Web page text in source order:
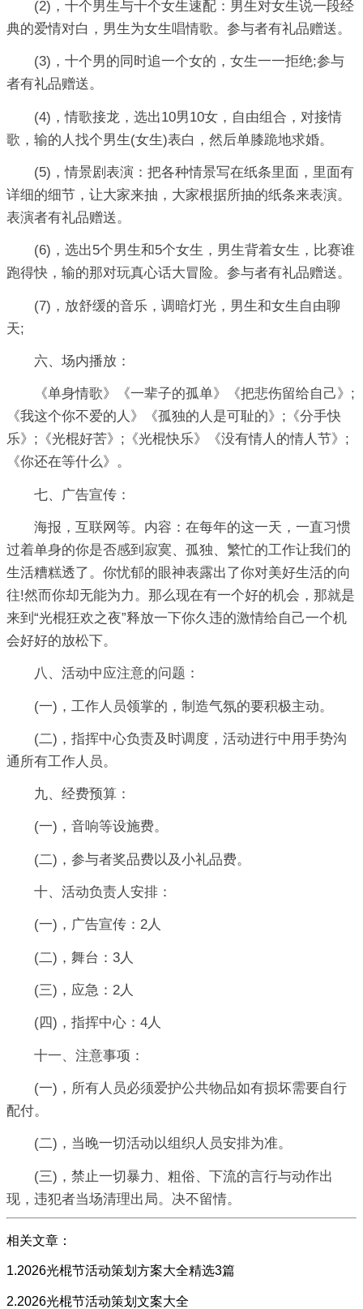
(2)，十个男生与十个女生速配：男生对女生说一段经
典的爱情对白，男生为女生唱情歌。参与者有礼品赠送。
(3)，十个男的同时追一个女的，女生一一拒绝;参与
者有礼品赠送。
(4)，情歌接龙，选出10男10女，自由组合，对接情
歌，输的人找个男生(女生)表白，然后单膝跪地求婚。
(5)，情景剧表演：把各种情景写在纸条里面，里面有
详细的细节，让大家来抽，大家根据所抽的纸条来表演。
表演者有礼品赠送。
(6)，选出5个男生和5个女生，男生背着女生，比赛谁
跑得快，输的那对玩真心话大冒险。参与者有礼品赠送。
(7)，放舒缓的音乐，调暗灯光，男生和女生自由聊
天;
六、场内播放：
《单身情歌》《一辈子的孤单》《把悲伤留给自己》;
《我这个你不爱的人》《孤独的人是可耻的》;《分手快
乐》;《光棍好苦》;《光棍快乐》《没有情人的情人节》;
《你还在等什么》。
七、广告宣传：
海报，互联网等。内容：在每年的这一天，一直习惯
过着单身的你是否感到寂寞、孤独、繁忙的工作让我们的
生活糟糕透了。你忧郁的眼神表露出了你对美好生活的向
往!然而你却无能为力。那么现在有一个好的机会，那就是
来到“光棍狂欢之夜”释放一下你久违的激情给自己一个机
会好好的放松下。
八、活动中应注意的问题：
(一)，工作人员领掌的，制造气氛的要积极主动。
(二)，指挥中心负责及时调度，活动进行中用手势沟
通所有工作人员。
九、经费预算：
(一)，音响等设施费。
(二)，参与者奖品费以及小礼品费。
十、活动负责人安排：
(一)，广告宣传：2人
(二)，舞台：3人
(三)，应急：2人
(四)，指挥中心：4人
十一、注意事项：
(一)，所有人员必须爱护公共物品如有损坏需要自行
配付。
(二)，当晚一切活动以组织人员安排为准。
(三)，禁止一切暴力、粗俗、下流的言行与动作出
现，违犯者当场清理出局。决不留情。
相关文章：
1.2026光棍节活动策划方案大全精选3篇
2.2026光棍节活动策划文案大全